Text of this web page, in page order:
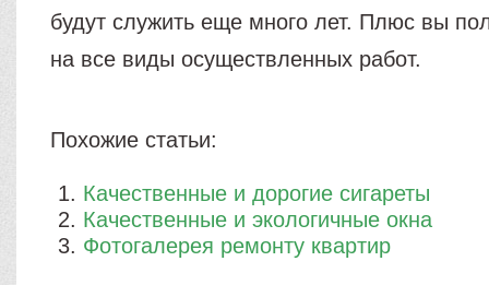
будут служить еще много лет. Плюс вы
на все виды осуществленных работ.
Похожие статьи:
Качественные и дорогие сигареты
Качественные и экологичные окна
Фотогалерея ремонту квартир